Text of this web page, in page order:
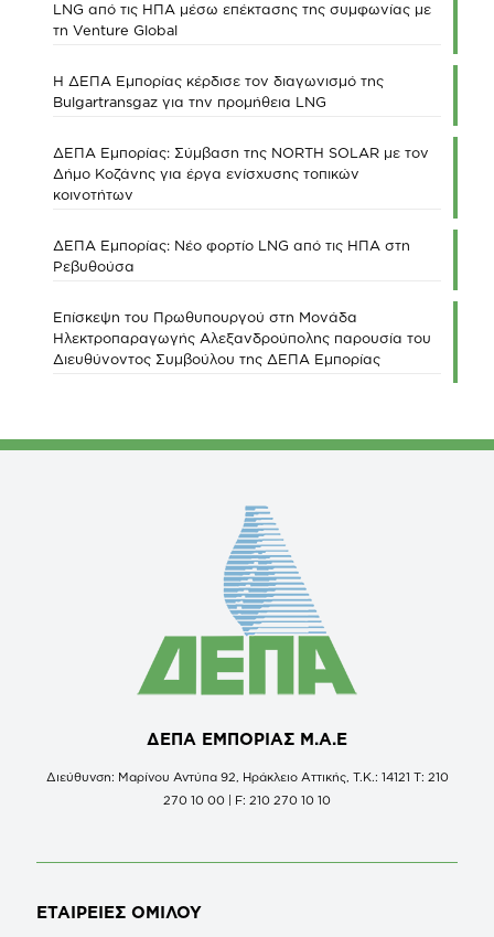
LNG από τις ΗΠΑ μέσω επέκτασης της συμφωνίας με
τη Venture Global
Η ΔΕΠΑ Εμπορίας κέρδισε τον διαγωνισμό της
Bulgartransgaz για την προμήθεια LNG
ΔΕΠΑ Εμπορίας: Σύμβαση της NORTH SOLAR με τον
Δήμο Κοζάνης για έργα ενίσχυσης τοπικών
κοινοτήτων
ΔΕΠΑ Εμπορίας: Νέο φορτίο LNG από τις ΗΠΑ στη
Ρεβυθούσα
Επίσκεψη του Πρωθυπουργού στη Μονάδα
Ηλεκτροπαραγωγής Αλεξανδρούπολης παρουσία του
Διευθύνοντος Συμβούλου της ΔΕΠΑ Εμπορίας
ΔΕΠΑ ΕΜΠΟΡΙΑΣ Μ.Α.Ε
Διεύθυνση: Μαρίνου Αντύπα 92, Ηράκλειο Αττικής, Τ.Κ.: 14121 Τ: 210
270 10 00 | F: 210 270 10 10
ΕΤΑΙΡΕΙΕΣ ΟΜΙΛΟΥ